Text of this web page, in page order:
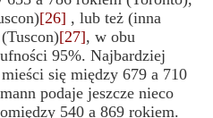
[26] , lub też (inna
[27], w obu
95%. Najbardziej
się między 679 a 710
podaje jeszcze nieco
540 a 869 rokiem.